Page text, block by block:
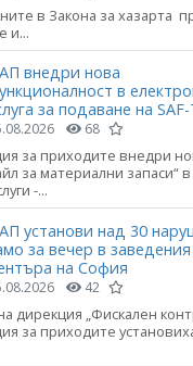
в Закона за хазарта
и...
внедри нова
в
за подаване на
68
за приходите внедри
за материални запаси“ в
-...
установи над 30
за вечер в заведения
на София
42
дирекция „Фискален
за приходите